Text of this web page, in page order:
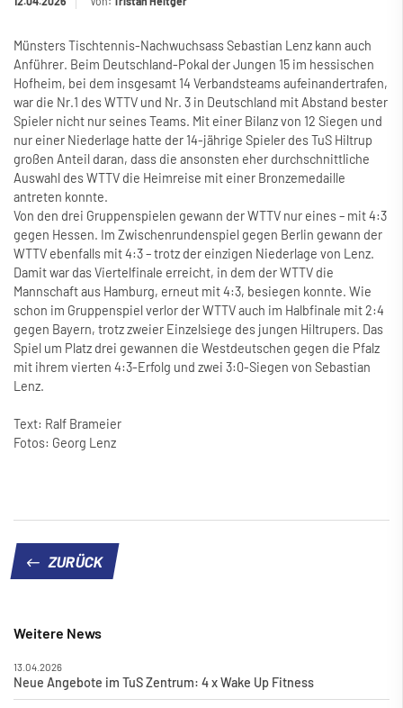
Münsters Tischtennis-Nachwuchsass Sebastian Lenz kann auch
Anführer. Beim Deutschland-Pokal der Jungen 15 im hessischen
Hofheim, bei dem insgesamt 14 Verbandsteams aufeinandertrafen,
war die Nr.1 des WTTV und Nr. 3 in Deutschland mit Abstand bester
Spieler nicht nur seines Teams. Mit einer Bilanz von 12 Siegen und
nur einer Niederlage hatte der 14-jährige Spieler des TuS Hiltrup
großen Anteil daran, dass die ansonsten eher durchschnittliche
Auswahl des WTTV die Heimreise mit einer Bronzemedaille
antreten konnte.
Von den drei Gruppenspielen gewann der WTTV nur eines – mit 4:3
gegen Hessen. Im Zwischenrundenspiel gegen Berlin gewann der
WTTV ebenfalls mit 4:3 – trotz der einzigen Niederlage von Lenz.
Damit war das Viertelfinale erreicht, in dem der WTTV die
Mannschaft aus Hamburg, erneut mit 4:3, besiegen konnte. Wie
schon im Gruppenspiel verlor der WTTV auch im Halbfinale mit 2:4
gegen Bayern, trotz zweier Einzelsiege des jungen Hiltrupers. Das
Spiel um Platz drei gewannen die Westdeutschen gegen die Pfalz
mit ihrem vierten 4:3-Erfolg und zwei 3:0-Siegen von Sebastian
Lenz.
Text: Ralf Brameier
Fotos: Georg Lenz
ZURÜCK
Weitere News
13.04.2026
Neue Angebote im TuS Zentrum: 4 x Wake Up Fitness